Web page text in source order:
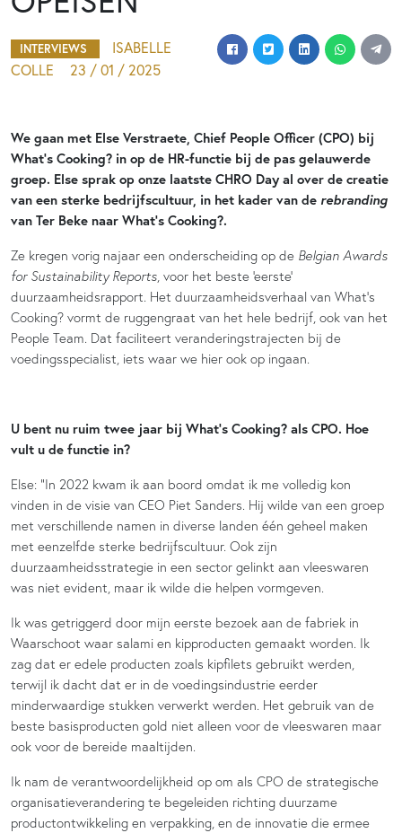
INTERVIEWS
ISABELLE
COLLE
23 / 01 / 2025
We gaan met Else Verstraete, Chief People Officer (CPO) bij
What’s Cooking? in op de HR-functie bij de pas gelauwerde
groep. Else sprak op onze laatste CHRO Day al over de creatie
van een sterke bedrijfscultuur, in het kader van de rebranding
van Ter Beke naar What’s Cooking?.
Ze kregen vorig najaar een onderscheiding op de Belgian Awards
for Sustainability Reports, voor het beste ‘eerste’
duurzaamheidsrapport. Het duurzaamheidsverhaal van What’s
Cooking? vormt de ruggengraat van het hele bedrijf, ook van het
People Team. Dat faciliteert veranderingstrajecten bij de
voedingsspecialist, iets waar we hier ook op ingaan.
U bent nu ruim twee jaar bij What’s Cooking? als CPO. Hoe
vult u de functie in?
Else: “In 2022 kwam ik aan boord omdat ik me volledig kon
vinden in de visie van CEO Piet Sanders. Hij wilde van een groep
met verschillende namen in diverse landen één geheel maken
met eenzelfde sterke bedrijfscultuur. Ook zijn
duurzaamheidsstrategie in een sector gelinkt aan vleeswaren
was niet evident, maar ik wilde die helpen vormgeven.
Ik was getriggerd door mijn eerste bezoek aan de fabriek in
Waarschoot waar salami en kipproducten gemaakt worden. Ik
zag dat er edele producten zoals kipfilets gebruikt werden,
terwijl ik dacht dat er in de voedingsindustrie eerder
minderwaardige stukken verwerkt werden. Het gebruik van de
beste basisproducten gold niet alleen voor de vleeswaren maar
ook voor de bereide maaltijden.
Ik nam de verantwoordelijkheid op om als CPO de strategische
organisatieverandering te begeleiden richting duurzame
productontwikkeling en verpakking, en de innovatie die ermee